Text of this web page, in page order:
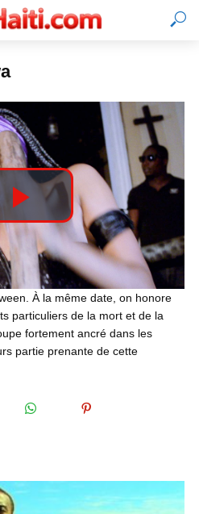
P
l
a
i
À la même date, on honore
particuliers de la mort et de la
fortement ancré dans les
partie prenante de cette